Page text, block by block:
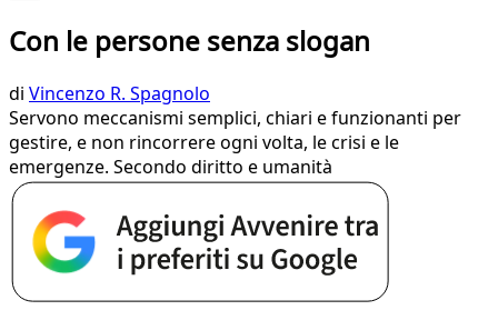
Con le persone senza slogan
di Vincenzo R. Spagnolo
Servono meccanismi semplici, chiari e funzionanti per
gestire, e non rincorrere ogni volta, le crisi e le
emergenze. Secondo diritto e umanità